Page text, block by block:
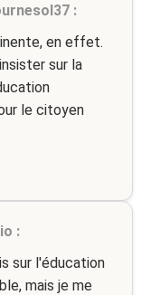
:
en effet.
sur la
le citoyen
:
sur l'éducation
mais je me